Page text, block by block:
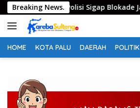
Langsung
ke
konten
Breaking News.Polisi Sigap Blokade Jalan
HOME KOTA PALU DAERAH POLITIK